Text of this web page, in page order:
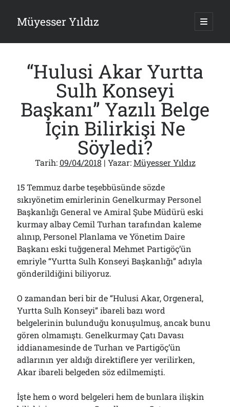
Müyesser Yıldız ana
Yan
Menü
Son Yazılar
Gazi’den Milletvekillerine Kurşun Gibi Sözler!..
05/08/2026
03/08/2026
Er Gaziler 20 Gün Sonra Gelen MSB Heyetine Böyle İsyan Etti:“Bizi
Teröristlere G……yle Güldürdünüz”
01/08/2026
Papazın “Komutanı” Ayasofya ve Patrikhane İçin ABD’yi Göreve
Çağırdı!..
31/07/2026
Arşivler
“Hulusi Akar Yurtta
Sulh Konseyi
Başkanı” Yazılı Belge
İçin Bilirkişi Ne
Söyledi?
Tarih: 09/04/2018 | Yazar:Müyesser Yıldız
15 Temmuz darbe teşebbüsünde sözde
sıkıyönetim emirlerinin Genelkurmay Personel
Başkanlığı General ve Amiral Şube Müdürü eski
kurmay albay Cemil Turhan tarafından kaleme
alınıp, Personel Planlama ve Yönetim Daire
Başkanı eski tuğgeneral Mehmet Partigöç’ün
emriyle “Yurtta Sulh Konseyi Başkanlığı” adıyla
gönderildiğini biliyoruz.
O zamandan beri bir de “Hulusi Akar, Orgeneral,
Yurtta Sulh Konseyi” ibareli bazı word
belgelerinin bulunduğu konuşulmuş, ancak bunu
gören olmamıştı. Genelkurmay Çatı Davası
iddianamesinde de Turhan ve Partigöç’ün
adlarının yer aldığı direktiflere yer verilirken,
Akar ibareli belgeden söz edilmemişti.
İşte hem o word belgeleri hem de bunlara ilişkin